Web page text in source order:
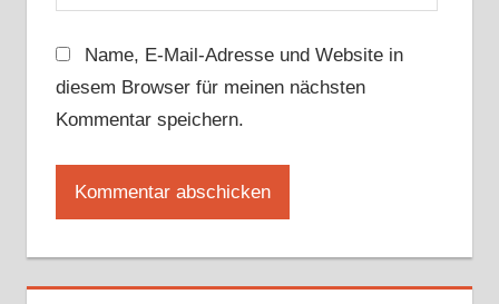
Name, E-Mail-Adresse und Website in
diesem Browser für meinen nächsten
Kommentar speichern.